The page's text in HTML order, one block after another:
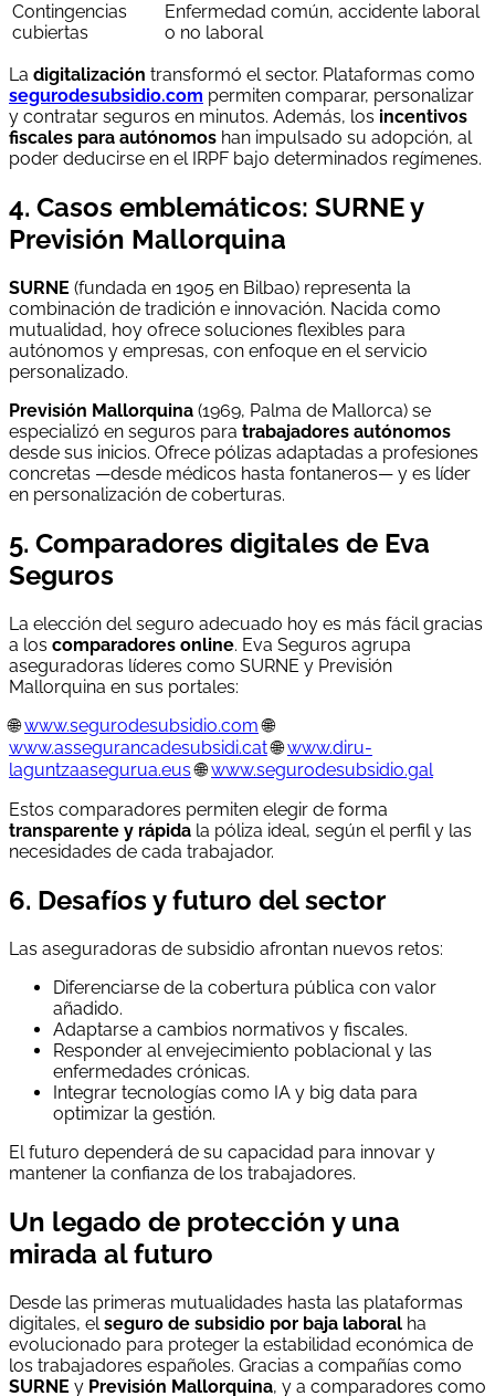
Contingencias
cubiertas
Enfermedad común, accidente laboral
o no laboral
La digitalización transformó el sector. Plataformas como
segurodesubsidio.com permiten comparar, personalizar
y contratar seguros en minutos. Además, los incentivos
fiscales para autónomos han impulsado su adopción, al
poder deducirse en el IRPF bajo determinados regímenes.
4. Casos emblemáticos: SURNE y
Previsión Mallorquina
SURNE (fundada en 1905 en Bilbao) representa la
combinación de tradición e innovación. Nacida como
mutualidad, hoy ofrece soluciones flexibles para
autónomos y empresas, con enfoque en el servicio
personalizado.
Previsión Mallorquina (1969, Palma de Mallorca) se
especializó en seguros para trabajadores autónomos
desde sus inicios. Ofrece pólizas adaptadas a profesiones
concretas —desde médicos hasta fontaneros— y es líder
en personalización de coberturas.
5. Comparadores digitales de Eva
Seguros
La elección del seguro adecuado hoy es más fácil gracias
a los comparadores online. Eva Seguros agrupa
aseguradoras líderes como SURNE y Previsión
Mallorquina en sus portales:
🌐www.segurodesubsidio.com🌐
www.assegurancadesubsidi.cat🌐www.diru-
laguntzaasegurua.eus🌐www.segurodesubsidio.gal
Estos comparadores permiten elegir de forma
transparente y rápida la póliza ideal, según el perfil y las
necesidades de cada trabajador.
6. Desafíos y futuro del sector
Las aseguradoras de subsidio afrontan nuevos retos:
Diferenciarse de la cobertura pública con valor
añadido.
Adaptarse a cambios normativos y fiscales.
Responder al envejecimiento poblacional y las
enfermedades crónicas.
Integrar tecnologías como IA y big data para
optimizar la gestión.
El futuro dependerá de su capacidad para innovar y
mantener la confianza de los trabajadores.
Un legado de protección y una
mirada al futuro
Desde las primeras mutualidades hasta las plataformas
digitales, el seguro de subsidio por baja laboral ha
evolucionado para proteger la estabilidad económica de
los trabajadores españoles. Gracias a compañías como
SURNE y Previsión Mallorquina, y a comparadores como